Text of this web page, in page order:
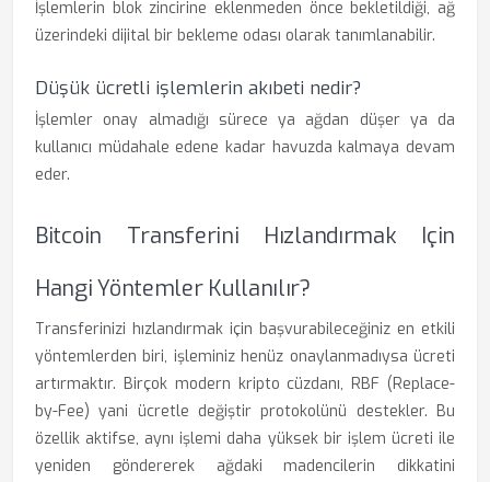
İşlemlerin blok zincirine eklenmeden önce bekletildiği, ağ
üzerindeki dijital bir bekleme odası olarak tanımlanabilir.
Düşük ücretli işlemlerin akıbeti nedir?
İşlemler onay almadığı sürece ya ağdan düşer ya da
kullanıcı müdahale edene kadar havuzda kalmaya devam
eder.
Bitcoin Transferini Hızlandırmak Için
Hangi Yöntemler Kullanılır?
Transferinizi hızlandırmak için başvurabileceğiniz en etkili
yöntemlerden biri, işleminiz henüz onaylanmadıysa ücreti
artırmaktır. Birçok modern kripto cüzdanı, RBF (Replace-
by-Fee) yani ücretle değiştir protokolünü destekler. Bu
özellik aktifse, aynı işlemi daha yüksek bir işlem ücreti ile
yeniden göndererek ağdaki madencilerin dikkatini